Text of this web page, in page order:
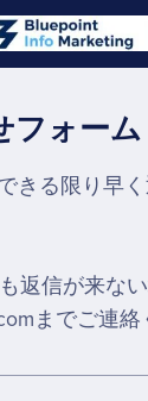
フォーム
きる限り早
返信が来ない
までご連絡